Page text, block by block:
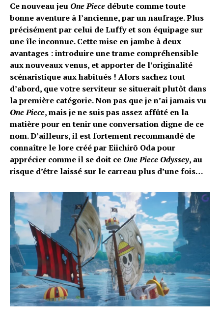
Ce nouveau jeu One Piece débute comme toute
bonne aventure à l’ancienne, par un naufrage. Plus
précisément par celui de Luffy et son équipage sur
une île inconnue. Cette mise en jambe à deux
avantages : introduire une trame compréhensible
aux nouveaux venus, et apporter de l’originalité
scénaristique aux habitués ! Alors sachez tout
d’abord, que votre serviteur se situerait plutôt dans
la première catégorie. Non pas que je n’ai jamais vu
One Piece, mais je ne suis pas assez affûté en la
matière pour en tenir une conversation digne de ce
nom. D’ailleurs, il est fortement recommandé de
connaître le lore créé par Eiichirō Oda pour
apprécier comme il se doit ce One Piece Odyssey, au
risque d’être laissé sur le carreau plus d’une fois…
Flipboard
Reddit
Pinterest
Whatsapp
Email